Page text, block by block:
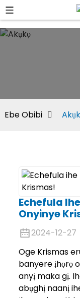
Ebe Obibi
Echefula
Onyinye
2024-12-27
Oge Krismas
banyere ịhọrọ
anyị maka gị.
abụghị naanị